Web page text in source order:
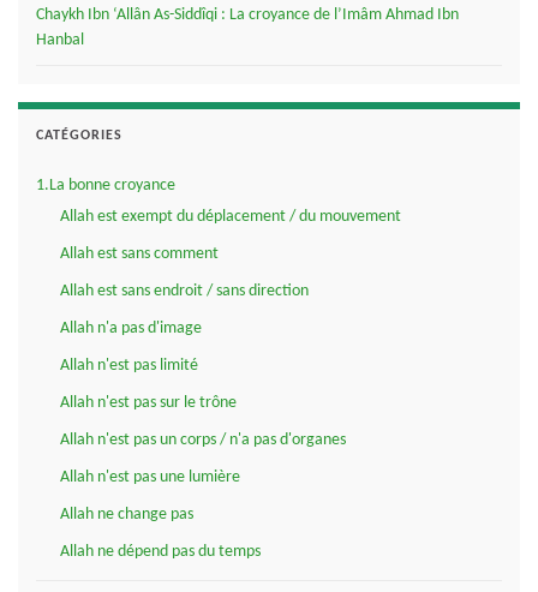
Chaykh Ibn ‘Allân As-Siddîqi : La croyance de l’Imâm Ahmad Ibn
Hanbal
CATÉGORIES
1.La bonne croyance
Allah est exempt du déplacement / du mouvement
Allah est sans comment
Allah est sans endroit / sans direction
Allah n'a pas d'image
Allah n'est pas limité
Allah n'est pas sur le trône
Allah n'est pas un corps / n'a pas d'organes
Allah n'est pas une lumière
Allah ne change pas
Allah ne dépend pas du temps